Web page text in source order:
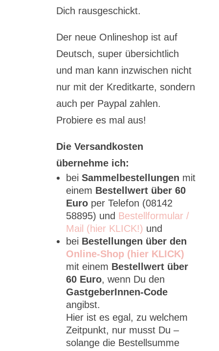
Dich rausgeschickt.
Der neue Onlineshop ist auf
Deutsch, super übersichtlich
und man kann inzwischen nicht
nur mit der Kreditkarte, sondern
auch per Paypal zahlen.
Probiere es mal aus!
Die Versandkosten
übernehme ich:
bei Sammelbestellungen mit
einem Bestellwert über 60
Euro per Telefon (08142
58895) und Bestellformular /
Mail (hier KLICK!) und
bei Bestellungen über den
Online-Shop (hier KLICK)
mit einem Bestellwert über
60 Euro, wenn Du den
GastgeberInnen-Code
angibst.
Hier ist es egal, zu welchem
Zeitpunkt, nur musst Du –
solange die Bestellsumme